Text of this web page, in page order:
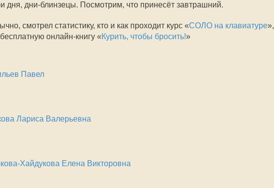
дня, дни-блинзецы. Посмотрим, что принесёт завтрашний.
смотрел статистику, кто и как проходит курс «СОЛО на клавиатуре»,
бесплатную онлайн-книгу «Курить, чтобы бросить!»
Павел
Лариса Валерьевна
Хайдукова Елена Викторовна